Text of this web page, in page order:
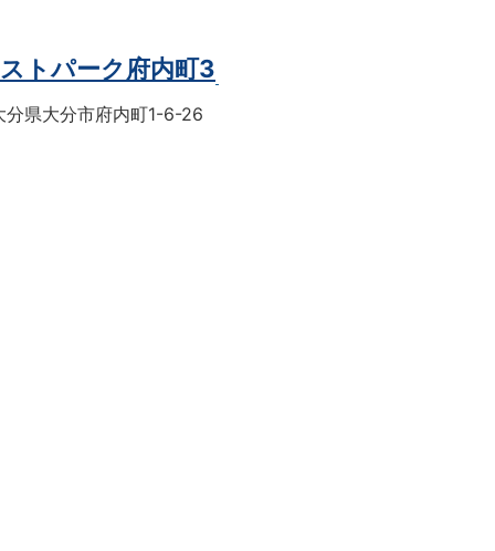
ストパーク府内町3
分県大分市府内町1-6-26